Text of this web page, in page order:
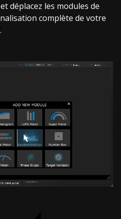
déplacez les modules de
complète de votre